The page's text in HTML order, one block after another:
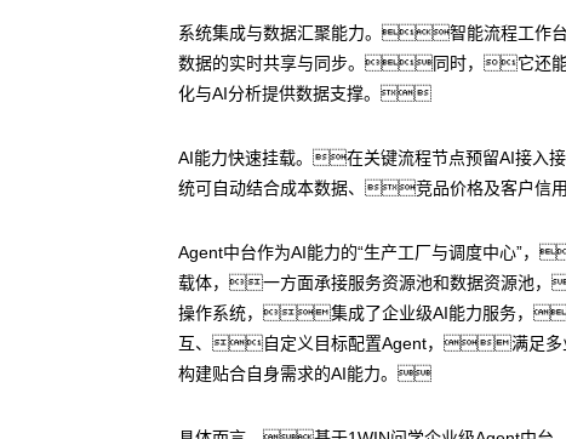
系统集成与数据汇聚能力。智能流程工
数据的实时共享与同步。同时，它还
化与AI分析提供数据支撑。
AI能力快速挂载。在关键流程节点预留AI接
统可自动结合成本数据、竞品价格及客
Agent中台作为AI能力的“生产工厂与调度中心”
载体，一方面承接服务资源池和数据资源
操作系统，集成了企业级AI能力服务，
互、自定义目标配置Agent，满足多
构建贴合自身需求的AI能力。